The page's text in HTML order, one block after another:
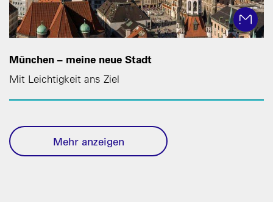
München – meine neue Stadt
Mit Leichtigkeit ans Ziel
Mehr anzeigen